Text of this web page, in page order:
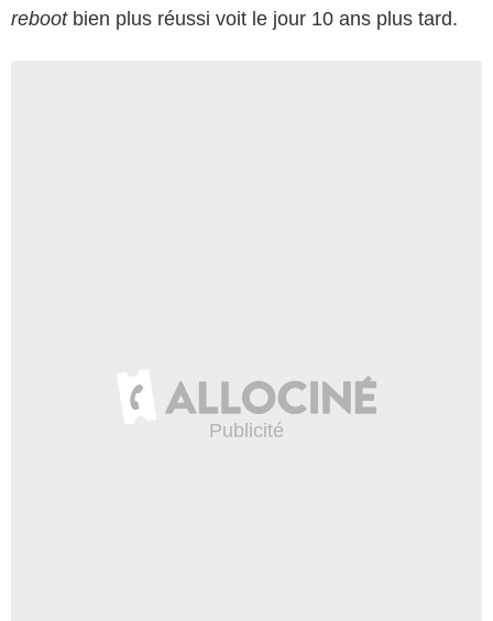
rebootbien plus réussi voit le jour 10 ans plus tard.